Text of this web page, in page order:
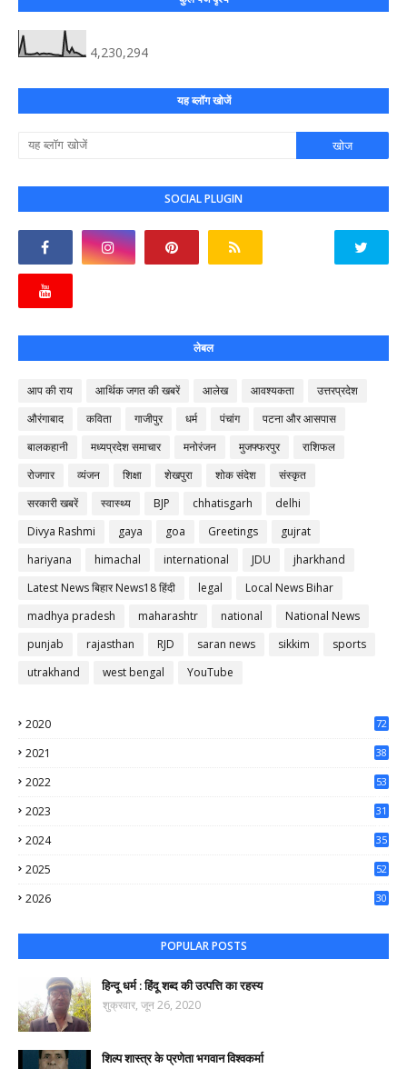
4,230,294
यह ब्लॉग खोजें
SOCIAL PLUGIN
लेबल
आप की राय आर्थिक जगत की खबरें आलेख आवश्यकता
उत्तरप्रदेश
औरंगाबाद
कविता गाजीपुर धर्म पंचांग
पटना और आसपास
बालकहानी
मध्यप्रदेश समाचार मनोरंजन मुजफ्फरपुर
राशिफल
रोजगार
व्यंजन शिक्षा शेखपुरा शोक संदेश
संस्कृत
सरकारी खबरें
स्वास्थ्य BJP chhatisgarh
delhi
Divya Rashmi
gaya goa Greetings
gujrat
hariyana
himachal international JDU
jharkhand
Latest News बिहार News18 हिंदी
legal
Local News Bihar
madhya pradesh
maharashtr national
National News
punjab
rajasthan RJD saran news sikkim
sports
utrakhand
west bengal YouTube
2020
72
2021
38
2022
53
2023
31
2024
35
2025
52
2026
30
POPULAR POSTS
हिन्दू धर्म : हिंदू शब्द की उत्पत्ति का रहस्य
शुक्रवार, जून 26, 2020
शिल्प शास्त्र के प्रणेता भगवान विश्वकर्मा